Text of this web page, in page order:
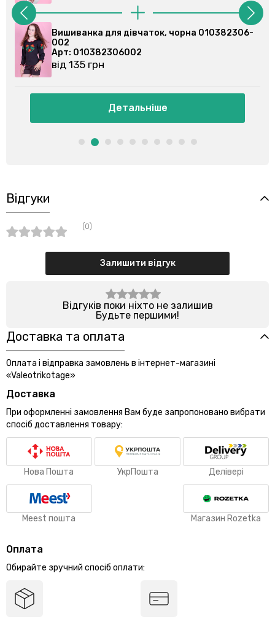
Вишиванка для дівчаток, чорна 010382306-
002
Арт: 010382306002
від 135 грн
Детальніше
Відгуки
(0)
Залишити відгук
Відгуків поки ніхто не залишив
Будьте першими!
Доставка та оплата
Оплата і відправка замовлень в інтернет-магазині
«Valeotrikotage»
Доставка
При оформленні замовлення Вам буде запропоновано вибрати
спосіб доставлення товару:
Нова Пошта УкрПошта Делівері
Meest пошта Магазин Rozetka
Оплата
Обирайте зручний спосіб оплати: